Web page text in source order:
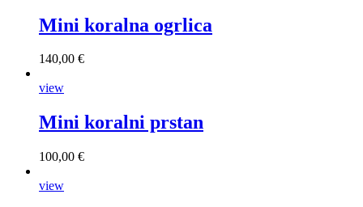
Mini koralna ogrlica
140,00 €
view
Mini koralni prstan
100,00 €
view